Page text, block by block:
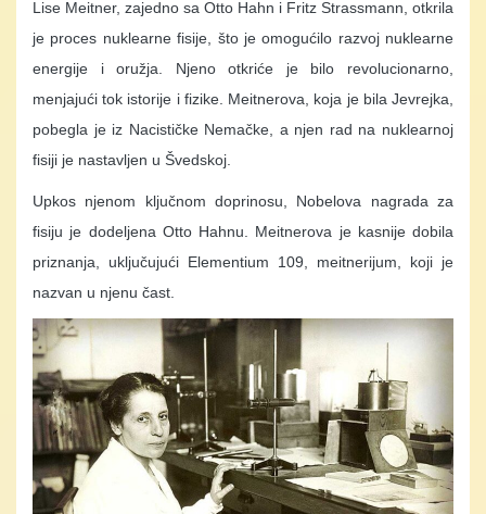
Lise Meitner, zajedno sa Otto Hahn i Fritz Strassmann, otkrila
je proces nuklearne fisije, što je omogućilo razvoj nuklearne
energije i oružja. Njeno otkriće je bilo revolucionarno,
menjajući tok istorije i fizike. Meitnerova, koja je bila Jevrejka,
pobegla je iz Nacističke Nemačke, a njen rad na nuklearnoj
fisiji je nastavljen u Švedskoj.
Upkos njenom ključnom doprinosu, Nobelova nagrada za
fisiju je dodeljena Otto Hahnu. Meitnerova je kasnije dobila
priznanja, uključujući Elementium 109, meitnerijum, koji je
nazvan u njenu čast.